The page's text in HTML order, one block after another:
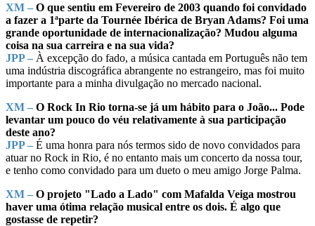
XM – O que sentiu em Fevereiro de 2003 quando foi convidado
a fazer a 1ªparte da Tournée Ibérica de Bryan Adams? Foi uma
grande oportunidade de internacionalização? Mudou alguma
coisa na sua carreira e na sua vida?
JPP – À excepção do fado, a música cantada em Português não tem
uma indústria discográfica abrangente no estrangeiro, mas foi muito
importante para a minha divulgação no mercado nacional.
XM – O Rock In Rio torna-se já um hábito para o João... Pode
levantar um pouco do véu relativamente à sua participação
deste ano?
JPP – É uma honra para nós termos sido de novo convidados para
atuar no Rock in Rio, é no entanto mais um concerto da nossa tour,
e tenho como convidado para um dueto o meu amigo Jorge Palma.
XM – O projeto "Lado a Lado" com Mafalda Veiga mostrou
haver uma ótima relação musical entre os dois. É algo que
gostasse de repetir?